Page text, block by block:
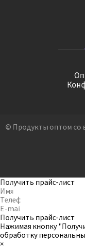
© Продукты оптом со
Получить прайс-лист
Получить прайс-лист
Нажимая кнопку
обработку
×